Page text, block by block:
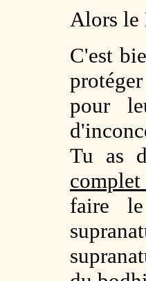
Alors le
C'est
pour
Tu as
faire